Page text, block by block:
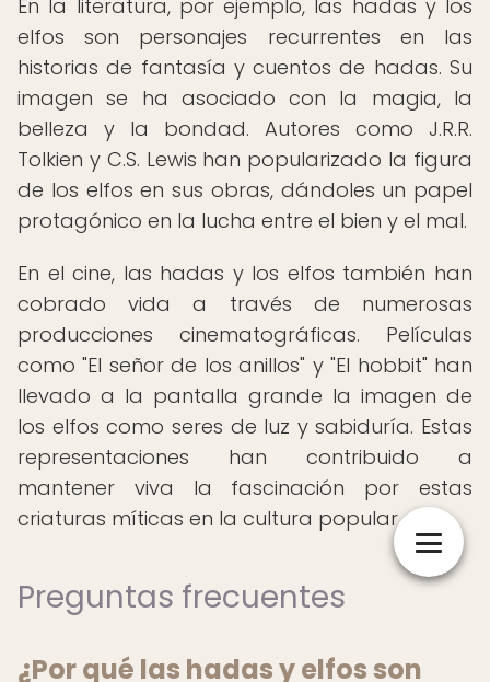
En la literatura, por ejemplo, las hadas y los
elfos son personajes recurrentes en las
historias de fantasía y cuentos de hadas. Su
imagen se ha asociado con la magia, la
belleza y la bondad. Autores como J.R.R.
Tolkien y C.S. Lewis han popularizado la figura
de los elfos en sus obras, dándoles un papel
protagónico en la lucha entre el bien y el mal.
En el cine, las hadas y los elfos también han
cobrado vida a través de numerosas
producciones cinematográficas. Películas
como "El señor de los anillos" y "El hobbit" han
llevado a la pantalla grande la imagen de
los elfos como seres de luz y sabiduría. Estas
representaciones han contribuido a
mantener viva la fascinación por estas
criaturas míticas en la cultura popular.
Preguntas frecuentes
¿Por qué las hadas y elfos son